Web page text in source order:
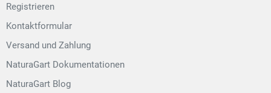
Registrieren
Kontaktformular
Versand und Zahlung
NaturaGart Dokumentationen
NaturaGart Blog